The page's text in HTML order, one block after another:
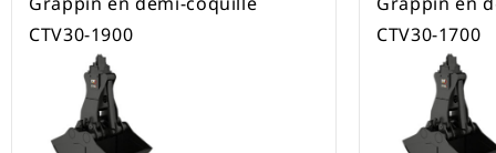
CTV30-1900
CTV30-1700